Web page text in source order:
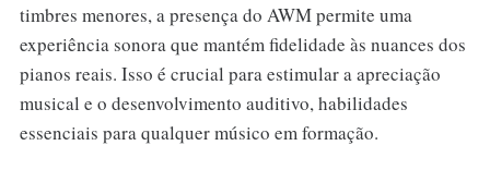
timbres menores, a presença do AWM permite uma
experiência sonora que mantém fidelidade às nuances dos
pianos reais. Isso é crucial para estimular a apreciação
musical e o desenvolvimento auditivo, habilidades
essenciais para qualquer músico em formação.